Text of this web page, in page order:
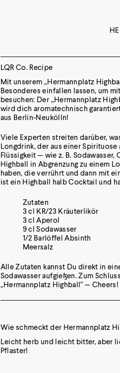
LQR Co. Recipe
Mit unserem „Hermannplatz
Besonderes einfallen lassen, um
besuchen: Der „Hermannplatz
wird dich aromatechnisch
aus Berlin-Neukölln!
Viele Experten streiten darüber,
Longdrink, der aus einer
Flüssigkeit — wie z. B.
Highball in Abgrenzung zu einem
haben, die verrührt und dann mit
ist ein Highball halb Cocktail und
Zutaten
3 cl KR/23 Kräuterlikör
3 cl Aperol
9 cl Sodawasser
1/2 Barlöffel Absinth
Meersalz
Alle Zutaten kannst Du direkt in
Sodawasser aufgießen. Zum
„Hermannplatz Highball“ — Cheers!
Wie schmeckt der Hermannplatz
Leicht herb und leicht bitter, aber
Pflaster!